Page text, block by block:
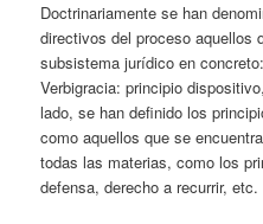
Doctrinariamente se han
directivos del proceso aquellos
subsistema jurídico en
Verbigracia: principio
lado, se han definido los
como aquellos que se
todas las materias, como los
defensa, derecho a recurrir, etc.